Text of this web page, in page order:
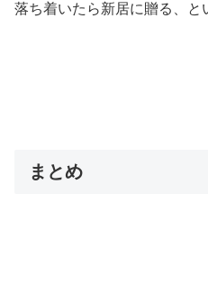
落ち着いたら新居に贈る、と
まとめ